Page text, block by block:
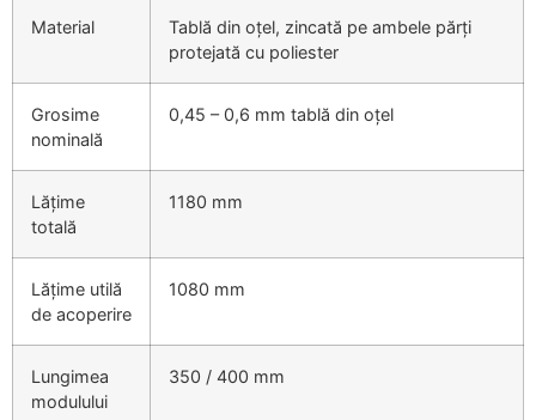
Material
Tablă din oțel, zincată pe ambele părți
protejată cu poliester
Grosime
nominală
0,45 – 0,6 mm tablă din oțel
Lățime
totală
1180 mm
Lățime utilă
de acoperire
1080 mm
Lungimea
modulului
350 / 400 mm